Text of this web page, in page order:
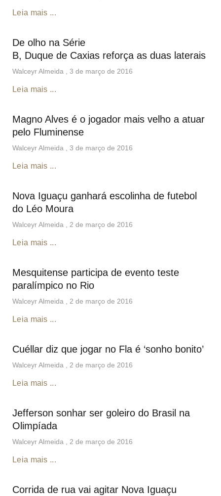
Leia mais ...
De olho na Série
B, Duque de Caxias reforça as duas laterais
Walceyr Almeida 3 de março de 2016
Leia mais ...
Magno Alves é o jogador mais velho a atuar
pelo Fluminense
Walceyr Almeida 3 de março de 2016
Leia mais ...
Nova Iguaçu ganhará escolinha de futebol
do Léo Moura
Walceyr Almeida 2 de março de 2016
Leia mais ...
Mesquitense participa de evento teste
paralímpico no Rio
Walceyr Almeida 2 de março de 2016
Leia mais ...
Cuéllar diz que jogar no Fla é ‘sonho bonito’
Walceyr Almeida 2 de março de 2016
Leia mais ...
Jefferson sonhar ser goleiro do Brasil na
Olimpíada
Walceyr Almeida 2 de março de 2016
Leia mais ...
Corrida de rua vai agitar Nova Iguaçu